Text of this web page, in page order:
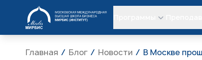
МИРБИС
Главная Блог Новости В Москве